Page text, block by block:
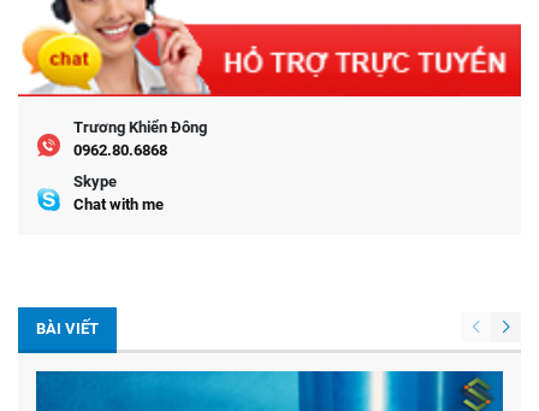
Trương Khiển Đông
0962.80.6868
Skype
Chat with me
BÀI VIẾT